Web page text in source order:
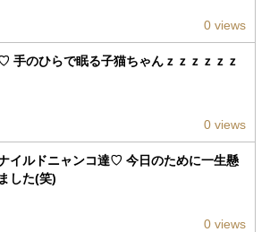
0 views
手のひらで眠る子猫ちゃんｚｚｚｚｚｚ
0 views
イルドニャンコ達♡ 今日のために一生懸
した(笑)
0 views